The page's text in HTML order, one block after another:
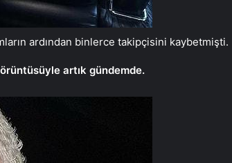
ardından binlerce takipçisini kaybetmişti.
artık gündemde.